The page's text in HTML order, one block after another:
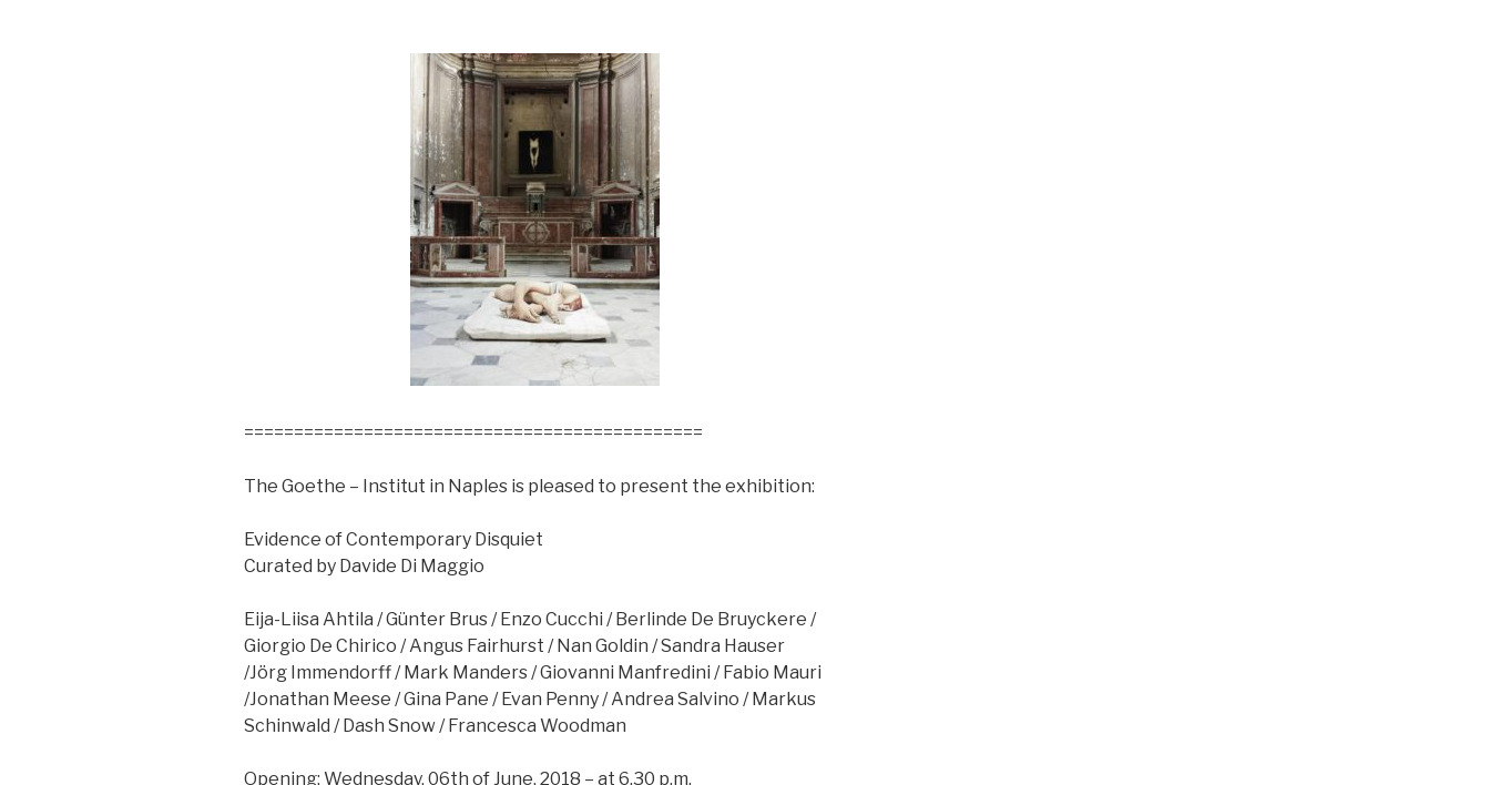
==============================================
The Goethe – Institut in Naples is pleased to present the exhibition:
Evidence of Contemporary Disquiet
Curated by Davide Di Maggio
Eija-Liisa Ahtila / Günter Brus / Enzo Cucchi / Berlinde De Bruyckere /
Giorgio De Chirico / Angus Fairhurst / Nan Goldin / Sandra Hauser
/Jörg Immendorff / Mark Manders / Giovanni Manfredini / Fabio Mauri
/Jonathan Meese / Gina Pane / Evan Penny / Andrea Salvino / Markus
Schinwald / Dash Snow / Francesca Woodman
Opening: Wednesday, 06th of June, 2018 – at 6,30 p.m.